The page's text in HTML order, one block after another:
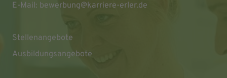
E-Mail: bewerbung@karriere-erler.de
Stellenangebote
Ausbildungsangebote